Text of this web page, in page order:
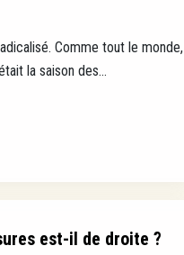
Comme tout le monde,
la saison des...
est-il de droite ?